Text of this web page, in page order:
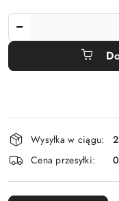
Dostępność
i
dostawa
Wysyłka w ciągu:
Cena przesyłki:
0